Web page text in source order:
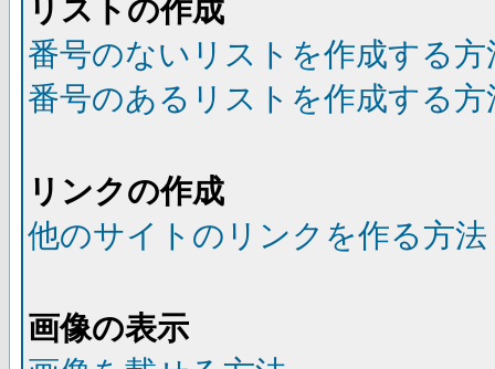
リストの作成
番号のないリストを作成する方
番号のあるリストを作成する方
リンクの作成
他のサイトのリンクを作る方法
画像の表示